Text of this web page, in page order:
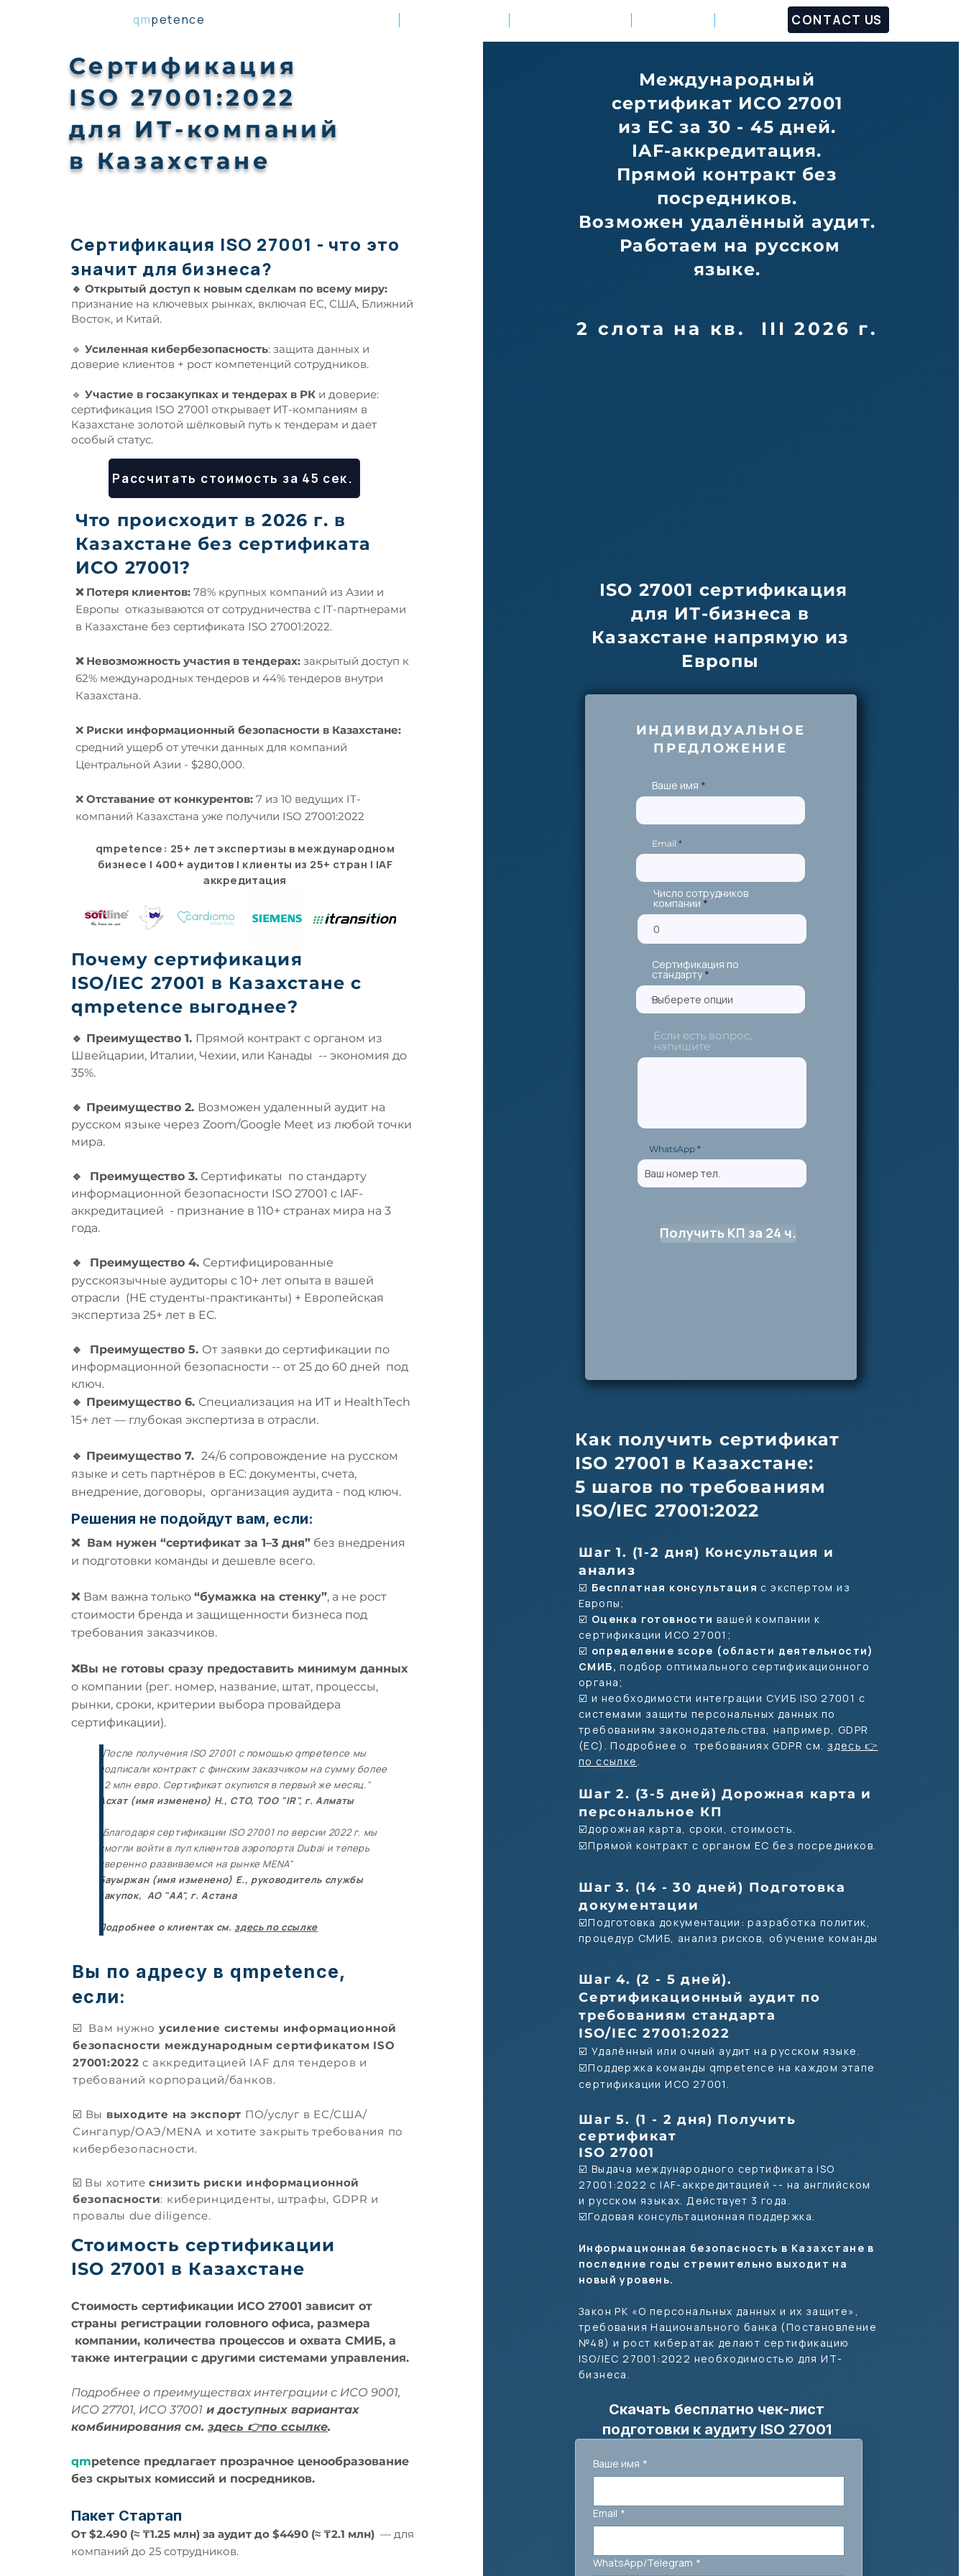
qmpetence CONTACT US
Сертификация
ISO 27001:2022
для ИТ-компаний
в Казахстане
Сертификация ISO 27001 - что это
значит для бизнеса?
​🔹 Открытый доступ к новым сделкам по всему миру:
признание на ключевых рынках, включая ЕС, США, Ближний
Восток, и Китай.
🔹 Усиленная кибербезопасность: защита данных и
доверие клиентов + рост компетенций сотрудников.
🔹 Участие в госзакупках и тендерах в РК и доверие:
сертификация ISO 27001 открывает ИТ-компаниям в
Казахстане золотой шёлковый путь к тендерам и дает
особый статус.
Рассчитать стоимость за 45 сек.
Что происходит в 2026 г. в
Казахстане без сертификата
ИСО 27001?
❌ Потеря клиентов: 78% крупных компаний из Азии и
Европы отказываются от сотрудничества с IT-партнерами
в Казахстане без сертификата ISO 27001:2022.
❌ Невозможность участия в тендерах: закрытый доступ к
62% международных тендеров и 44% тендеров внутри
Казахстана.
❌ Риски информационный безопасности в Казахстане:
средний ущерб от утечки данных для компаний
Центральной Азии - $280,000.
❌ Отставание от конкурентов: 7 из 10 ведущих IT-
компаний Казахстана уже получили ISO 27001:2022
qmpetence: 25+ лет экспертизы в международном
бизнесе | 400+ аудитов | клиенты из 25+ стран | IAF
аккредитация
Почему сертификация
ISO/IEC 27001 в Казахстане с
qmpetence выгоднее?
🔹 Преимущество 1. Прямой контракт с органом из
Швейцарии, Италии, Чехии, или Канады -- экономия до
35%.
🔹 Преимущество 2. Возможен удаленный аудит на
русском языке через Zoom/Google Meet из любой точки
мира.
🔹 Преимущество 3. Сертификаты по стандарту
информационной безопасности ISO 27001 с IAF-
аккредитацией - признание в 110+ странах мира на 3
года.
🔹 Преимущество 4. Сертифицированные
русскоязычные аудиторы с 10+ лет опыта в вашей
отрасли (НЕ студенты-практиканты) + Европейская
экспертиза 25+ лет в ЕС.
​​​​​🔹 Преимущество 5. От заявки до сертификации по
информационной безопасности -- от 25 до 60 дней под
ключ.
🔹 Преимущество 6. Специализация на ИТ и HealthTech
15+ лет — глубокая экспертиза в отрасли.
🔹 Преимущество 7. 24/6 сопровождение на русском
языке и сеть партнёров в ЕС: документы, счета,
внедрение, договоры, организация аудита - под ключ.
"После получения ISO 27001 с помощью qmpetence мы
подписали контракт с финским заказчиком на сумму более
1,2 млн евро. Сертификат окупился в первый же месяц."
Асхат (имя изменено) Н., CTO, ТОО "IR", г. Алматы
"Благодаря сертификации ISO 27001 по версии 2022 г. мы
смогли войти в пул клиентов аэропорта Dubai и теперь
уверенно развиваемся на рынке MENA"
Бауыржан (имя изменено) Е., руководитель службы
закупок, АО "AA", г. Астана
Подробнее о клиентах см.здесь по ссылке
Решения не подойдут вам, если:
❌ Вам нужен “сертификат за 1–3 дня” без внедрения
и подготовки команды и дешевле всего.
❌ Вам важна только “бумажка на стенку”, а не рост
стоимости бренда и защищенности бизнеса под
требования заказчиков.
❌Вы не готовы сразу предоставить минимум данных
о компании (рег. номер, название, штат, процессы,
рынки, сроки, критерии выбора провайдера
сертификации).
Вы по адресу в qmpetence,
если:
☑️ Вам нужно усиление системы информационной
безопасности международным сертификатом ISO
27001:2022 с аккредитацией IAF для тендеров и
требований корпораций/банков.
☑️ Вы выходите на экспорт ПО/услуг в ЕС/США/
Сингапур/ОАЭ/MENA и хотите закрыть требования по
кибербезопасности.
☑️ Вы хотитеснизить риски информационной
безопасности: киберинциденты, штрафы, GDPR и
провалы due diligence.
Стоимость сертификации
ISO 27001 в Казахстане
Стоимость сертификации ИСО 27001 зависит от
страны регистрации головного офиса, размера
компании, количества процессов и охвата СМИБ, а
также интеграции с другими системами управления.
Подробнее о преимуществах интеграции с ИСО 9001,
ИСО 27701, ИСО 37001 и доступных вариантах
комбинирования см. здесь 👉по ссылке.
qmpetence предлагает прозрачное ценообразование
без скрытых комиссий и посредников.
Пакет Стартап
От $2.490 (≈ ₸1.25 млн) за аудит до $4490 (≈ ₸2.1 млн) — для
компаний до 25 сотрудников.
Международный
сертификат ИСО 27001
из ЕС за 30 - 45 дней.
IAF-аккредитация.
Прямой контракт без
посредников.
Возможен удалённый аудит.
Работаем на русском
языке.
2 слота на кв. III 2026 г.
ISO 27001 сертификация
для ИТ-бизнеса в
Казахстане напрямую из
Европы
ИНДИВИДУАЛЬНОЕ
ПРЕДЛОЖЕНИЕ
Ваше имя
Email
Число сотрудников
компании
Сертификация по
стандарту
Если есть вопрос,
напишите
WhatsApp
Получить КП за 24 ч.
Как получить сертификат
ISO 27001 в Казахстане:
5 шагов по требованиям
ISO/IEC 27001:2022
Шаг 1. (1-2 дня) Консультация и
анализ
☑️ Бесплатная консультация с экспертом из
Европы;
☑️ Оценка готовности вашей компании к
сертификации ИСО 27001;
☑️ определение scope (области деятельности)
СМИБ,подбор оптимального сертификационного
органа;
☑️ и необходимости интеграции СУИБ ISO 27001 с
системами защиты персональных данных по
требованиям законодательства, например, GDPR
(ЕС). Подробнее о требованиях GDPR см. здесь 👉
по ссылке.
Шаг 2. (3-5 дней) Дорожная карта и
персональное КП
☑️дорожная карта, сроки, стоимость.
☑️Прямой контракт с органом ЕС без посредников.
Шаг 3. (14 - 30 дней) Подготовка
документации
☑️Подготовка документации: разработка политик,
процедур СМИБ, анализ рисков, обучение команды​
Шаг 4. (2 - 5 дней).
Сертификационный аудит по
требованиям стандарта
ISO/IEC 27001:2022
☑️ Удалённый или очный аудит на русском языке.
☑️Поддержка команды qmpetence на каждом этапе
сертификации ИСО 27001.
Шаг 5. (1 - 2 дня) Получить
сертификат
ISO 27001
☑️ Выдача международного сертификата ISO
27001:2022 с IAF-аккредитацией -- на английском
и русском языках. Действует 3 года.
☑️Годовая консультационная поддержка.
Информационная безопасность в Казахстане в
последние годы стремительно выходит на
новый уровень.
Закон РК «О персональных данных и их защите»,
требования Национального банка (Постановление
№48) и рост кибератак делают сертификацию
ISO/IEC 27001:2022 необходимостью для ИТ-
бизнеса.
Скачать бесплатно чек-лист
подготовки к аудиту ISO 27001
Ваше имя *
Email *
WhatsApp/Telegram *